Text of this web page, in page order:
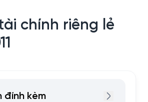
chính riêng lẻ
đính kèm